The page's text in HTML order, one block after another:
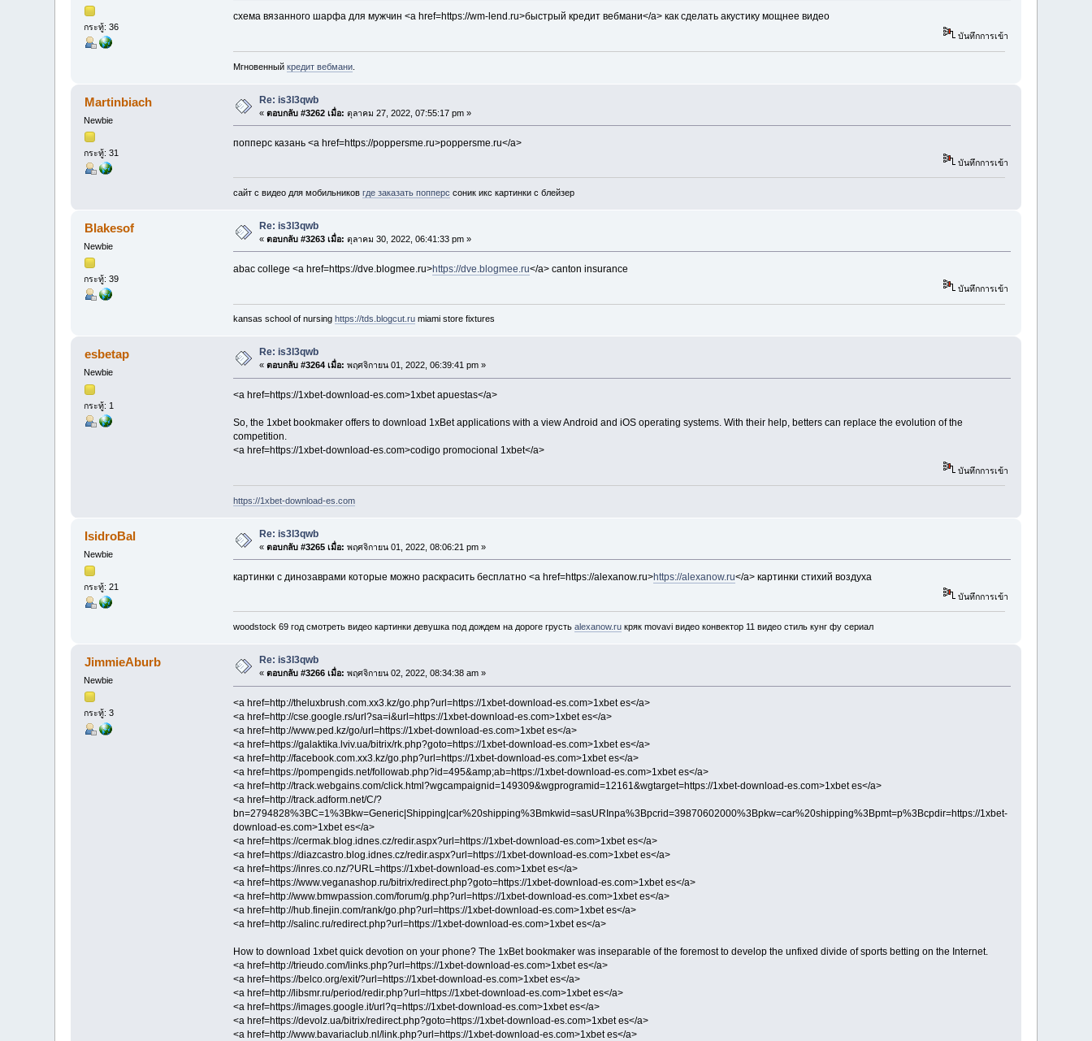
กระทู้: 36
схема вязанного шарфа для мужчин <a href=https://wm-lend.ru>быстрый кредит вебмани</a> как сделать акустику мощнее видео
บันทึกการเข้า
Мгновенный кредит вебмани.
Martinbiach
Newbie
กระทู้: 31
Re: is3l3qwb
«ตอบกลับ #3262 เมื่อ: ตุลาคม 27, 2022, 07:55:17 pm »
попперс казань <a href=https://poppersme.ru>poppersme.ru</a>
บันทึกการเข้า
сайт с видео для мобильников где заказать попперс соник икс картинки с блейзер
Blakesof
Newbie
กระทู้: 39
Re: is3l3qwb
«ตอบกลับ #3263 เมื่อ: ตุลาคม 30, 2022, 06:41:33 pm »
abac college <a href=https://dve.blogmee.ru>https://dve.blogmee.ru</a> canton insurance
บันทึกการเข้า
kansas school of nursing https://tds.blogcut.rumiami store fixtures
esbetap
Newbie
กระทู้: 1
Re: is3l3qwb
«ตอบกลับ #3264 เมื่อ: พฤศจิกายน 01, 2022, 06:39:41 pm »
<a href=https://1xbet-download-es.com>1xbet apuestas</a>
So, the 1xbet bookmaker offers to download 1xBet applications with a view Android and iOS operating systems. With their help, betters can replace the evolution of the
competition.
<a href=https://1xbet-download-es.com>codigo promocional 1xbet</a>
บันทึกการเข้า
https://1xbet-download-es.com
IsidroBal
Newbie
กระทู้: 21
Re: is3l3qwb
«ตอบกลับ #3265 เมื่อ: พฤศจิกายน 01, 2022, 08:06:21 pm »
картинки с динозаврами которые можно раскрасить бесплатно <a href=https://alexanow.ru>https://alexanow.ru</a> картинки стихий воздуха
บันทึกการเข้า
woodstock 69 год смотреть видео картинки девушка под дождем на дороге грусть alexanow.ruкряк movavi видео конвектор 11 видео стиль кунг фу сериал
JimmieAburb
Newbie
กระทู้: 3
Re: is3l3qwb
«ตอบกลับ #3266 เมื่อ: พฤศจิกายน 02, 2022, 08:34:38 am »
<a href=http://theluxbrush.com.xx3.kz/go.php?url=https://1xbet-download-es.com>1xbet es</a>
<a href=http://cse.google.rs/url?sa=i&url=https://1xbet-download-es.com>1xbet es</a>
<a href=http://www.ped.kz/go/url=https://1xbet-download-es.com>1xbet es</a>
<a href=https://galaktika.lviv.ua/bitrix/rk.php?goto=https://1xbet-download-es.com>1xbet es</a>
<a href=http://facebook.com.xx3.kz/go.php?url=https://1xbet-download-es.com>1xbet es</a>
<a href=https://pompengids.net/followab.php?id=495&amp;ab=https://1xbet-download-es.com>1xbet es</a>
<a href=http://track.webgains.com/click.html?wgcampaignid=149309&wgprogramid=12161&wgtarget=https://1xbet-download-es.com>1xbet es</a>
<a href=http://track.adform.net/C/?
bn=2794828%3BC=1%3Bkw=Generic|Shipping|car%20shipping%3Bmkwid=sasURInpa%3Bpcrid=39870602000%3Bpkw=car%20shipping%3Bpmt=p%3Bcpdir=https://1xbet-
download-es.com>1xbet es</a>
<a href=https://cermak.blog.idnes.cz/redir.aspx?url=https://1xbet-download-es.com>1xbet es</a>
<a href=https://diazcastro.blog.idnes.cz/redir.aspx?url=https://1xbet-download-es.com>1xbet es</a>
<a href=https://inres.co.nz/?URL=https://1xbet-download-es.com>1xbet es</a>
<a href=https://www.veganashop.ru/bitrix/redirect.php?goto=https://1xbet-download-es.com>1xbet es</a>
<a href=http://www.bmwpassion.com/forum/g.php?url=https://1xbet-download-es.com>1xbet es</a>
<a href=http://hub.finejin.com/rank/go.php?url=https://1xbet-download-es.com>1xbet es</a>
<a href=http://salinc.ru/redirect.php?url=https://1xbet-download-es.com>1xbet es</a>
How to download 1xbet quick devotion on your phone? The 1xBet bookmaker was inseparable of the foremost to develop the unfixed divide of sports betting on the Internet.
<a href=http://trieudo.com/links.php?url=https://1xbet-download-es.com>1xbet es</a>
<a href=https://belco.org/exit/?url=https://1xbet-download-es.com>1xbet es</a>
<a href=http://libsmr.ru/period/redir.php?url=https://1xbet-download-es.com>1xbet es</a>
<a href=https://images.google.it/url?q=https://1xbet-download-es.com>1xbet es</a>
<a href=https://devolz.ua/bitrix/redirect.php?goto=https://1xbet-download-es.com>1xbet es</a>
<a href=http://www.bavariaclub.nl/link.php?url=https://1xbet-download-es.com>1xbet es</a>